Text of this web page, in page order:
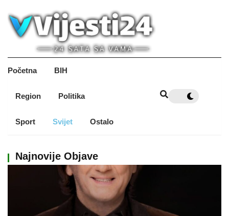
Početna BIH
Region Politika
Sport Svijet Ostalo
Najnovije Objave